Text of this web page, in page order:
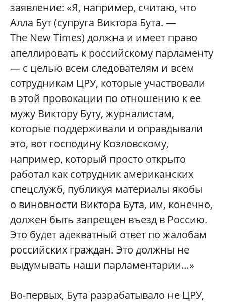
заявление: «Я, например, считаю, что
Алла Бут (супруга Виктора Бута. —
The New Times) должна и имеет право
апеллировать к российскому парламенту
— с целью всем следователям и всем
сотрудникам ЦРУ, которые участвовали
в этой провокации по отношению к ее
мужу Виктору Буту, журналистам,
которые поддерживали и оправдывали
это, вот господину Козловскому,
например, который просто открыто
работал как сотрудник американских
спецслужб, публикуя материалы якобы
о виновности Виктора Бута, им, конечно,
должен быть запрещен въезд в Россию.
Это будет адекватный ответ по жалобам
российских граждан. Это должны не
выдумывать наши парламентарии…»
Во-первых, Бута разрабатывало не ЦРУ,